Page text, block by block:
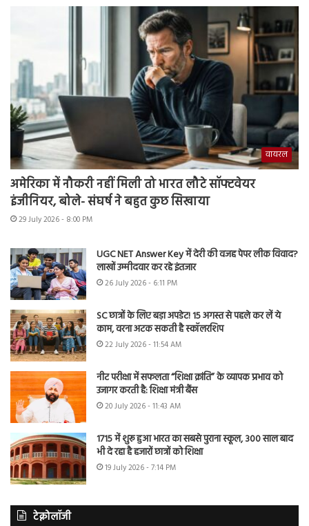
वायरल
अमेरिका में नौकरी नहीं मिली तो भारत लौटे सॉफ्टवेयर
इंजीनियर, बोले- संघर्ष ने बहुत कुछ सिखाया
29 July 2026 - 8:00 PM
UGC NET Answer Key में देरी की वजह पेपर लीक विवाद?
लाखों उम्मीदवार कर रहे इंतजार
26 July 2026 - 6:11 PM
SC छात्रों के लिए बड़ा अपडेट! 15 अगस्त से पहले कर लें ये
काम, वरना अटक सकती है स्कॉलरशिप
22 July 2026 - 11:54 AM
नीट परीक्षा में सफलता “शिक्षा क्रांति” के व्यापक प्रभाव को
उजागर करती है: शिक्षा मंत्री बैंस
20 July 2026 - 11:43 AM
1715 में शुरू हुआ भारत का सबसे पुराना स्कूल, 300 साल बाद
भी दे रहा है हजारों छात्रों को शिक्षा
19 July 2026 - 7:14 PM
टेक्नोलॉजी